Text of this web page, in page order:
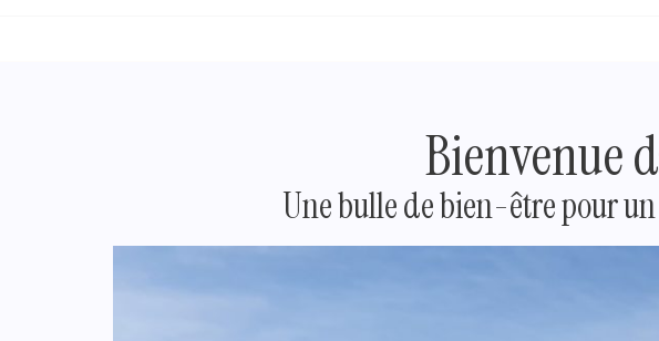
Bienvenue
Une bulle de bien-être pour